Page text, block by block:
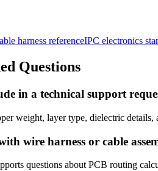
harness referenceIPC electronics
Questions
in a technical support
weight, layer type, dielectric details,
wire harness or cable
questions about PCB routing